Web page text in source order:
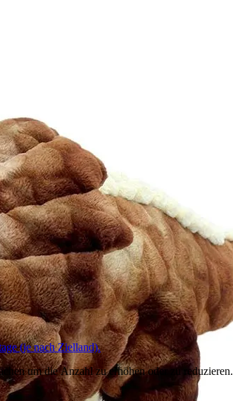
(je nach Zielland).
um die Anzahl zu erhöhen oder zu reduzieren.